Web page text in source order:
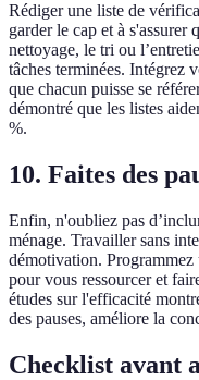
Rédiger une liste de
garder le cap et à
nettoyage, le tri ou
tâches terminées. Intégrez
que chacun puisse se
démontré que les listes
%.
10. Faites des
Enfin, n'oubliez pas
ménage. Travailler sans
démotivation. Programmez
pour vous ressourcer et
études sur l'efficacité
des pauses, améliore la
Checklist avant